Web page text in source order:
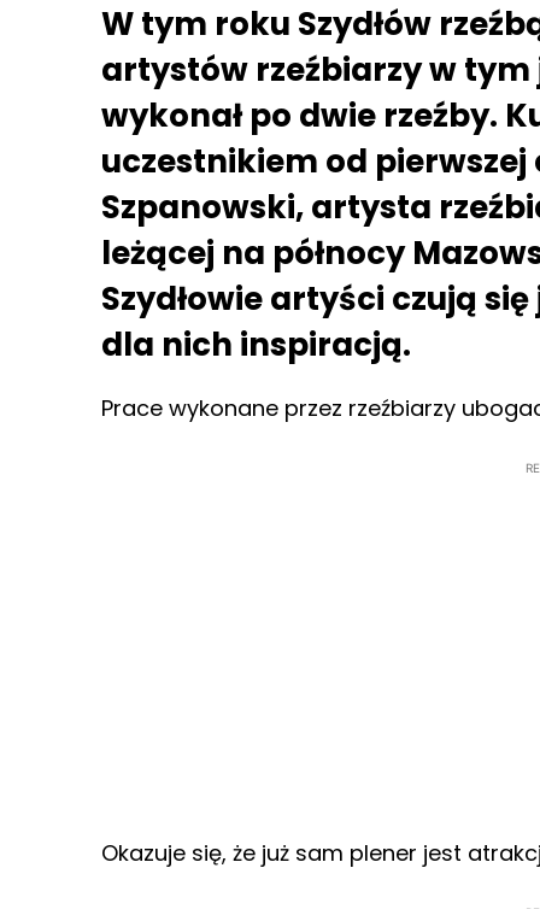
W tym roku Szydłów
artystów rzeźbiarzy w tym
wykonał po dwie rzeźby.
uczestnikiem od pierwszej
Szpanowski, artysta
leżącej na północy
Szydłowie artyści czują
dla nich inspiracją.
Prace wykonane przez rzeźbiarzy
Okazuje się, że już sam plener jest